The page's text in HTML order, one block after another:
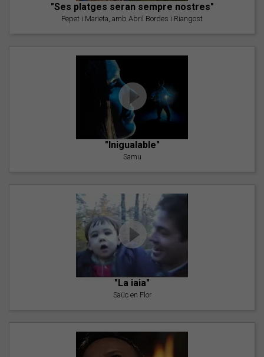
"Ses platges seran sempre nostres"
Pepet i Marieta, amb Abril Bordes i Riangost
"Inigualable"
Samu
"La iaia"
Saüc en Flor